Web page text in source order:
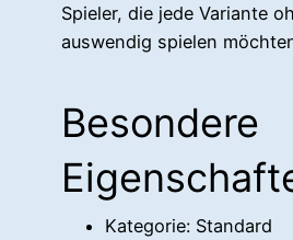
Spieler, die jede Variante
auswendig spielen
Besondere
Kategorie: Standard